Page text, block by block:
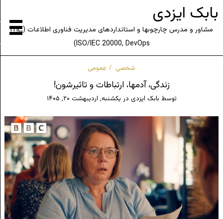
بابک ایزدی
مشاور و مدرس چارچوبها و استانداردهای مدیریت فناوری اطلاعات (ITIL,
ISO/IEC 20000, DevOps)
شخصی عمومی
زندگی، آدمها، ارتباطات و تاثیرشون!
توسط بابک ایزدی در یکشنبه, اردیبهشت ۲۰, ۱۴۰۵